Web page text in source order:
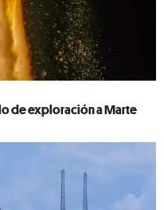
de exploración a Marte